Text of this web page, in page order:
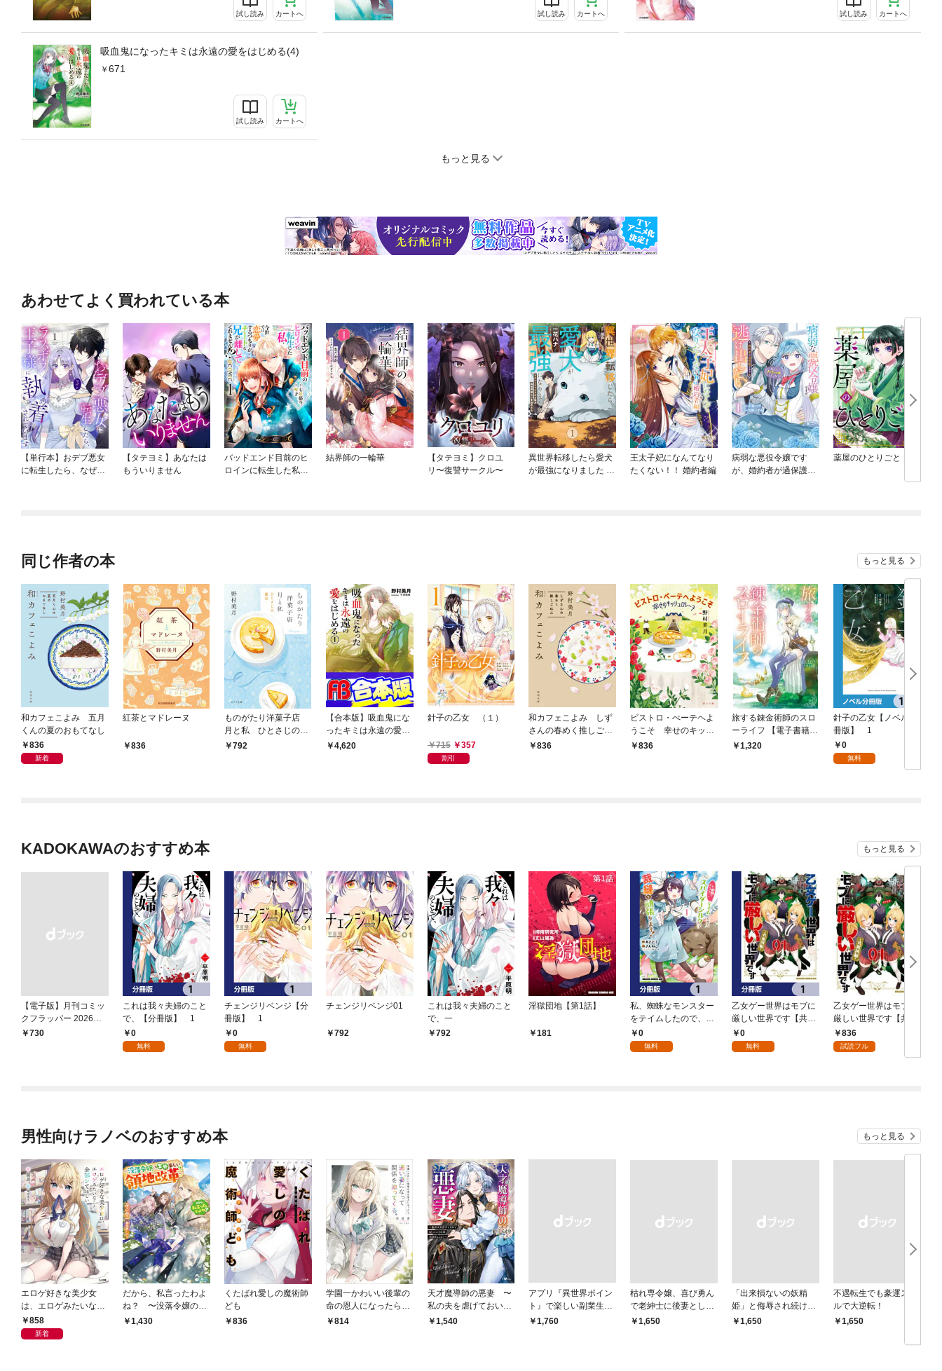
試し読み カートへ 試し読み カートへ 試し読み カートへ
吸血鬼になったキミは永遠の愛をはじめる(4)
671
試し読み カートへ
もっと見る
あわせてよく買われている本
【単行本】おデブ悪女
に転生したら、なぜか
【タテヨミ】あなたは
もういりません
バッドエンド目前のヒ
ロインに転生した私、
結界師の一輪華
【タテヨミ】クロユ
リ〜復讐サークル〜
異世界転移したら愛犬
が最強になりました ～
王太子妃になんてなり
たくない！！ 婚約者編
病弱な悪役令嬢です
が、婚約者が過保護す
薬屋のひとりごと
同じ作者の本 もっと見る
和カフェこよみ 五月
くんの夏のおもてなし
836
新着
紅茶とマドレーヌ
836
ものがたり洋菓子店
月と私 ひとさじの魔
法792
【合本版】吸血鬼にな
ったキミは永遠の愛を
はじめる 全６巻
4,620
針子の乙女 （１）
715 357
割引
和カフェこよみ しず
さんの春めく推しごは
ん836
ビストロ・べーテヘよ
うこそ 幸せのキッシ
ュロレーヌ
836
旅する錬金術師のスロ
ーライフ 【電子書籍限
定特典SS＆竹岡美穂描
1,320
針子の乙女【ノベル分
冊版】 1
0
無料
KADOKAWAのおすすめ本 もっと見る
【電子版】月刊コミッ
クフラッパー 2026年9
月号
￥730
これは我々夫婦のこと
で、【分冊版】 1
0
無料
チェンジリベンジ【分
冊版】 1
0
無料
チェンジリベンジ01
792
これは我々夫婦のこと
で、一
792
淫獄団地【第1話】
181
私、蜘蛛なモンスター
をテイムしたので、ス
パイダーシルクで裁縫
を頑張ります！【分冊
0
無料
乙女ゲー世界はモブに
厳しい世界です【共和
国編】【分冊版】 1
0
無料
乙女ゲー世界はモブに
厳しい世界です【共和
国編】 ０１
836
試読フル
男性向けラノベのおすすめ本 もっと見る
エロゲ好きな美少女
は、エロゲみたいなこ
と全部シてほしい【電
子ＳＳ特典付き】
858
新着
だから、私言ったわよ
ね？ 〜没落令嬢の案
外楽しい領地改革〜
1,430
くたばれ愛しの魔術師
ども
836
学園一かわいい後輩の
命の恩人になったら、
通い妻になって関係を
814
天才魔導師の悪妻 〜
私の夫を虐げておいて
戻ってこいとは呆れま
1,540
アプリ『異世界ポイン
ト』で楽しい副業生
活 〜貯めたポイント
￥1,760
枯れ専令嬢、喜び勇ん
で老紳士に後妻として
嫁いだら、待っていた
￥1,650
「出来損ないの妖精
姫」と侮辱され続けた
私
￥1,650
不遇転生でも豪運スキ
ルで大逆転！
￥1,650